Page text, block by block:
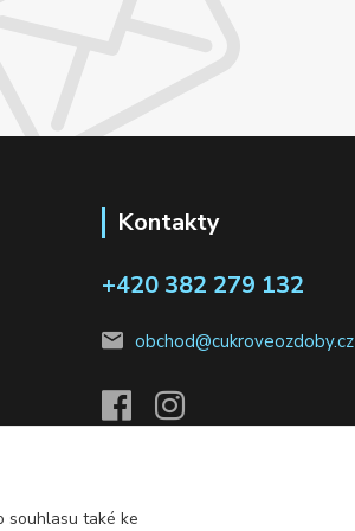
Kontakty
+420 382 279 132
obchod@cukroveozdoby.cz
souhlasu také ke